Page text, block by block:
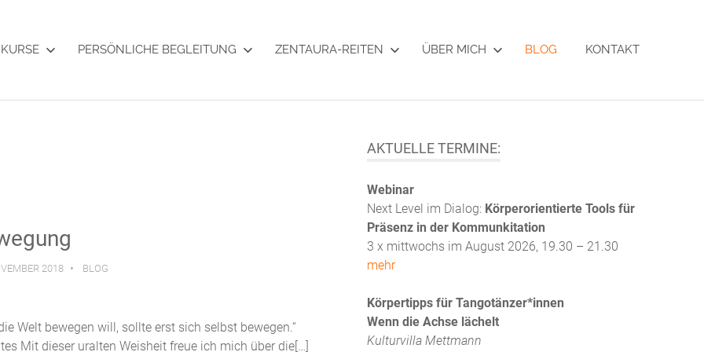
KURSE PERSÖNLICHE BEGLEITUNG ZENTAURA-REITEN ÜBER MICH BLOG KONTAKT
2018 BLOG
Welt bewegen will, sollte erst sich selbst bewegen.“
Mit dieser uralten Weisheit freue ich mich über die[…]
AKTUELLE TERMINE:
Webinar
Next Level im Dialog: Körperorientierte Tools für
Präsenz in der Kommunkitation
3 x mittwochs im August 2026, 19.30 – 21.30
mehr
Körpertipps für Tangotänzer*innen
Wenn die Achse lächelt
Kulturvilla Mettmann